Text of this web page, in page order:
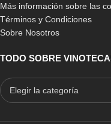
Más información sobre las
Términos y Condiciones
Sobre Nosotros
TODO SOBRE